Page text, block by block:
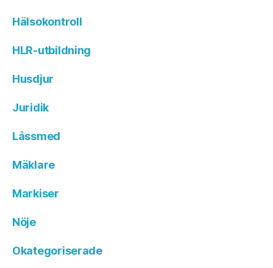
Hälsokontroll
HLR-utbildning
Husdjur
Juridik
Låssmed
Mäklare
Markiser
Nöje
Okategoriserade